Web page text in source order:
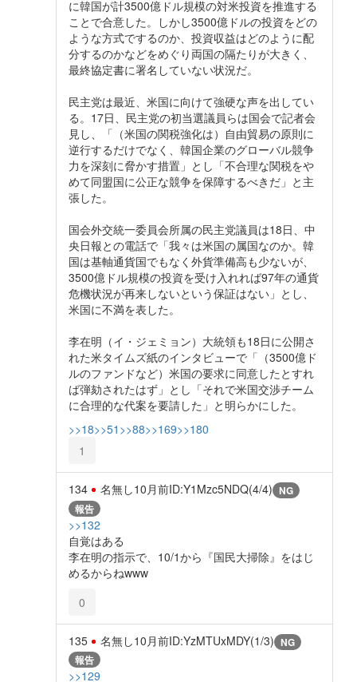
に韓国が計3500億ドル規模の対米投資を推進する
ことで合意した。しかし3500億ドルの投資をどの
ような方式でするのか、投資収益はどのように配
分するのかなどをめぐり両国の隔たりが大きく、
最終協定書に署名していない状況だ。
民主党は最近、米国に向けて強硬な声を出してい
る。17日、民主党の初当選議員らは国会で記者会
見し、「（米国の関税強化は）自由貿易の原則に
逆行するだけでなく、韓国企業のグローバル競争
力を深刻に脅かす措置」とし「不合理な関税をや
めて同盟国に公正な競争を保障するべきだ」と主
張した。
国会外交統一委員会所属の民主党議員は18日、中
央日報との電話で「我々は米国の属国なのか。韓
国は基軸通貨国でもなく外貨準備高も少ないが、
3500億ドル規模の投資を受け入れれば97年の通貨
危機状況が再来しないという保証はない」とし、
米国に不満を表した。
李在明（イ・ジェミョン）大統領も18日に公開さ
れた米タイムズ紙のインタビューで「（3500億ド
ルのファンドなど）米国の要求に同意したとすれ
ば弾劾されたはず」とし「それで米国交渉チーム
に合理的な代案を要請した」と明らかにした。
>>18>>51 >>88>>169>>180
1
134 名無し10月前ID:Y1Mzc5NDQ(4/4) NG
報告
>>132
自覚はある
李在明の指示で、10/1から『国民大掃除』をはじ
めるからねwww
0
135 名無し10月前ID:YzMTUxMDY(1/3) NG
報告
>>129